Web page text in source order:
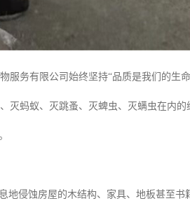
服务有限公司始终坚持“品质是我们的生
灭蚂蚁、灭跳蚤、灭蜱虫、灭螨虫在内
地侵蚀房屋的木结构、家具、地板甚至